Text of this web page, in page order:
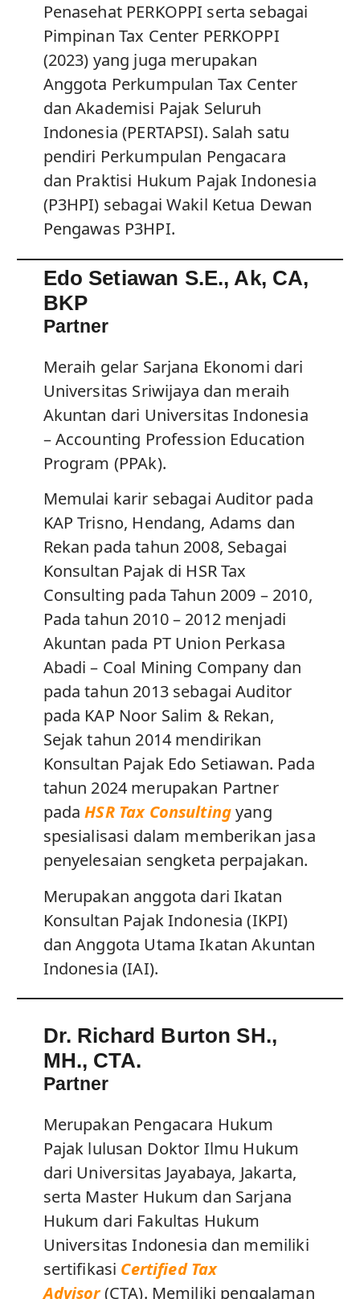
Penasehat PERKOPPI serta sebagai
Pimpinan Tax Center PERKOPPI
(2023) yang juga merupakan
Anggota Perkumpulan Tax Center
dan Akademisi Pajak Seluruh
Indonesia (PERTAPSI). Salah satu
pendiri Perkumpulan Pengacara
dan Praktisi Hukum Pajak Indonesia
(P3HPI) sebagai Wakil Ketua Dewan
Pengawas P3HPI.
Edo Setiawan S.E., Ak, CA,
BKP
Partner
Meraih gelar Sarjana Ekonomi dari
Universitas Sriwijaya dan meraih
Akuntan dari Universitas Indonesia
– Accounting Profession Education
Program (PPAk).
Memulai karir sebagai Auditor pada
KAP Trisno, Hendang, Adams dan
Rekan pada tahun 2008, Sebagai
Konsultan Pajak di HSR Tax
Consulting pada Tahun 2009 – 2010,
Pada tahun 2010 – 2012 menjadi
Akuntan pada PT Union Perkasa
Abadi – Coal Mining Company dan
pada tahun 2013 sebagai Auditor
pada KAP Noor Salim & Rekan,
Sejak tahun 2014 mendirikan
Konsultan Pajak Edo Setiawan. Pada
tahun 2024 merupakan Partner
padaHSR Tax Consultingyang
spesialisasi dalam memberikan jasa
penyelesaian sengketa perpajakan.
Merupakan anggota dari Ikatan
Konsultan Pajak Indonesia (IKPI)
dan Anggota Utama Ikatan Akuntan
Indonesia (IAI).
Dr. Richard Burton SH.,
MH., CTA.
Partner
Merupakan Pengacara Hukum
Pajak lulusan Doktor Ilmu Hukum
dari Universitas Jayabaya, Jakarta,
serta Master Hukum dan Sarjana
Hukum dari Fakultas Hukum
Universitas Indonesia dan memiliki
sertifikasi Certified Tax
Advisor(CTA). Memiliki pengalaman